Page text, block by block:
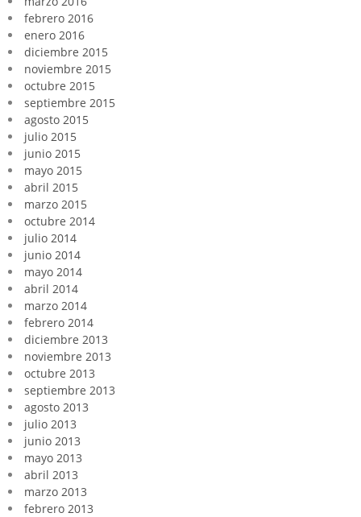
febrero 2016
enero 2016
diciembre 2015
noviembre 2015
octubre 2015
septiembre 2015
agosto 2015
julio 2015
junio 2015
mayo 2015
abril 2015
marzo 2015
octubre 2014
julio 2014
junio 2014
mayo 2014
abril 2014
marzo 2014
febrero 2014
diciembre 2013
noviembre 2013
octubre 2013
septiembre 2013
agosto 2013
julio 2013
junio 2013
mayo 2013
abril 2013
marzo 2013
febrero 2013